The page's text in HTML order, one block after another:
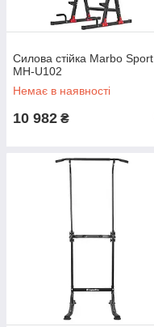
Силова стійка Marbo Sport
MH-U102
Немає в наявності
10 982 ₴